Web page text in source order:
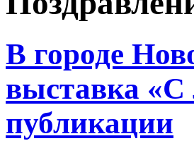
В городе
выставка
публикации